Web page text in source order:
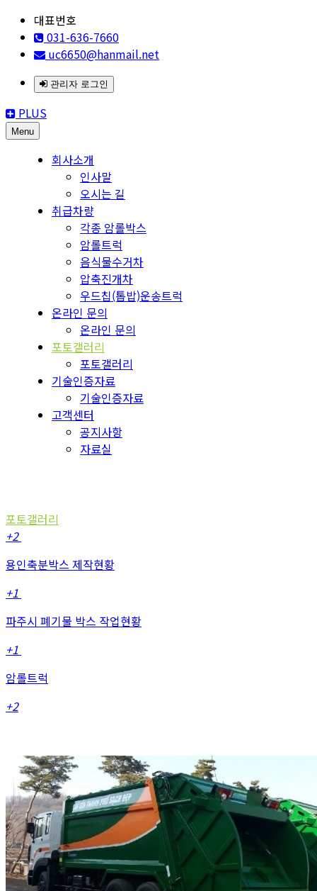
대표번호
031-636-7660
uc6650@hanmail.net
관리자 로그인
PLUS
Menu
회사소개
인사말
오시는 길
취급차량
각종 암롤박스
암롤트럭
음식물수거차
압축진개차
우드칩(톱밥)운송트럭
온라인 문의
온라인 문의
포토갤러리
포토갤러리
기술인증자료
기술인증자료
고객센터
공지사항
자료실
포토갤러리
+2
용인축분박스 제작현황
+1
파주시 폐기물 박스 작업현황
+1
암롤트럭
+2